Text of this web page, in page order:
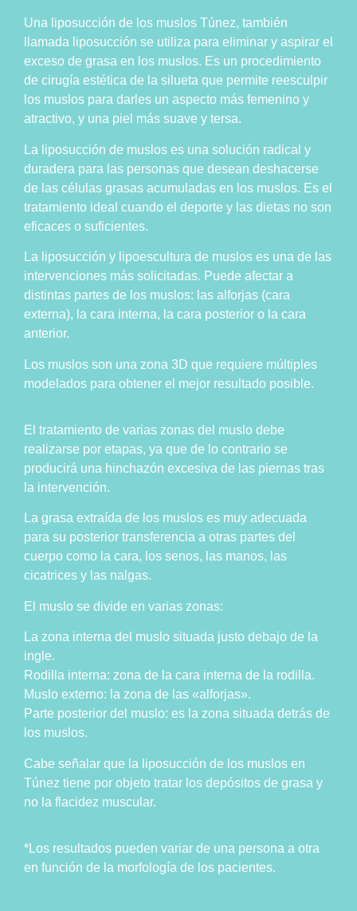
Una liposucción de los muslos Túnez, también
llamada liposucción se utiliza para eliminar y aspirar el
exceso de grasa en los muslos. Es un procedimiento
de cirugía estética de la silueta que permite reesculpir
los muslos para darles un aspecto más femenino y
atractivo, y una piel más suave y tersa.
La liposucción de muslos es una solución radical y
duradera para las personas que desean deshacerse
de las células grasas acumuladas en los muslos. Es el
tratamiento ideal cuando el deporte y las dietas no son
eficaces o suficientes.
La liposucción y lipoescultura de muslos es una de las
intervenciones más solicitadas. Puede afectar a
distintas partes de los muslos: las alforjas (cara
externa), la cara interna, la cara posterior o la cara
anterior.
Los muslos son una zona 3D que requiere múltiples
modelados para obtener el mejor resultado posible.
El tratamiento de varias zonas del muslo debe
realizarse por etapas, ya que de lo contrario se
producirá una hinchazón excesiva de las piernas tras
la intervención.
La grasa extraída de los muslos es muy adecuada
para su posterior transferencia a otras partes del
cuerpo como la cara, los senos, las manos, las
cicatrices y las nalgas.
El muslo se divide en varias zonas:
La zona interna del muslo situada justo debajo de la
ingle.
Rodilla interna: zona de la cara interna de la rodilla.
Muslo externo: la zona de las «alforjas».
Parte posterior del muslo: es la zona situada detrás de
los muslos.
Cabe señalar que la liposucción de los muslos en
Túnez tiene por objeto tratar los depósitos de grasa y
no la flacidez muscular.
*Los resultados pueden variar de una persona a otra
en función de la morfología de los pacientes.